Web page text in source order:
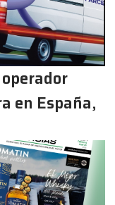
en España,